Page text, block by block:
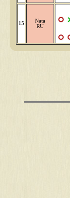
15
Nata
RU